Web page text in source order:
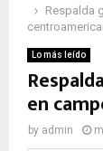
Respalda
Lo más leído
en
by admin